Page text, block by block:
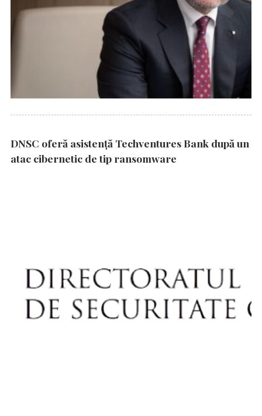
DNSC oferă asistență Techventures Bank după un
atac cibernetic de tip ransomware